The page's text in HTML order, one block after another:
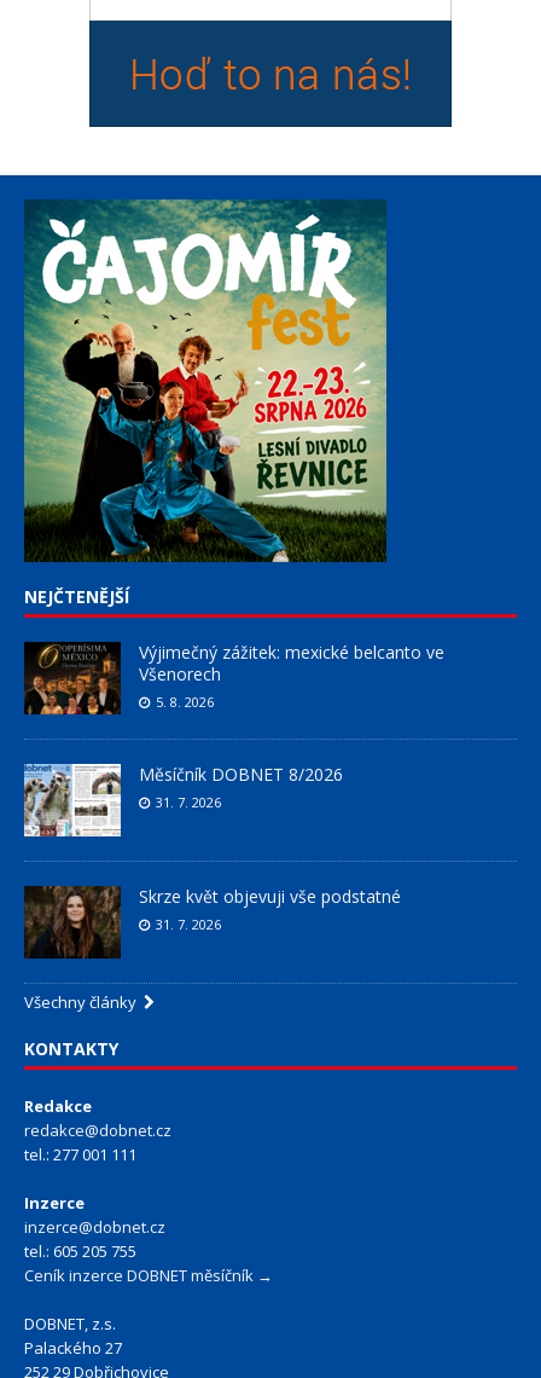
NEJČTENĚJŠÍ
Výjimečný zážitek: mexické belcanto ve
Všenorech
5. 8. 2026
Měsíčník DOBNET 8/2026
31. 7. 2026
Skrze květ objevuji vše podstatné
31. 7. 2026
Všechny články
KONTAKTY
Redakce
redakce@dobnet.cz
tel.: 277 001 111
Inzerce
inzerce@dobnet.cz
tel.: 605 205 755
Ceník inzerce DOBNET měsíčník →
DOBNET, z.s.
Palackého 27
252 29 Dobřichovice